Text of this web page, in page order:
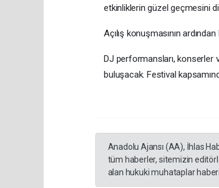
etkinliklerin güzel geçmesini
Açılış konuşmasının
DJ performansları, konserler
buluşacak. Festival
Anadolu Ajansı (AA), İhlas
tüm haberler, sitemizin
alan hukuki muhataplar